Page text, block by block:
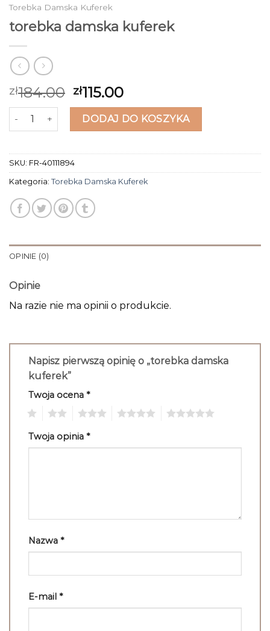
Torebka Damska Kuferek
torebka damska kuferek
zł184.00 zł115.00
ilość torebka damska kuferekDODAJ DO KOSZYKA
SKU: FR-40111894
Kategoria: Torebka Damska Kuferek
OPINIE (0)
Opinie
Na razie nie ma opinii o produkcie.
Napisz pierwszą opinię o „torebka damska
kuferek”
Twoja ocena *
Twoja opinia *
Nazwa *
E-mail *